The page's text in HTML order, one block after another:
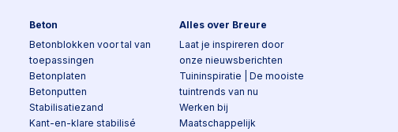
Beton
Betonblokken voor tal van
toepassingen
Betonplaten
Betonputten
Stabilisatiezand
Kant-en-klare stabilisé
Alles over Breure
Laat je inspireren door
onze nieuwsberichten
Tuininspiratie | De mooiste
tuintrends van nu
Werken bij
Maatschappelijk